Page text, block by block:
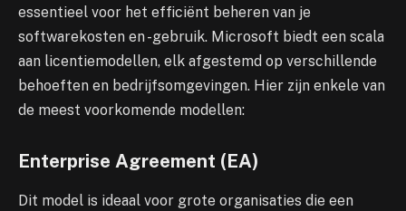
essentieel voor het efficiënt beheren van je
softwarekosten en -gebruik. Microsoft biedt een scala
aan licentiemodellen, elk afgestemd op verschillende
behoeften en bedrijfsomgevingen. Hier zijn enkele van
de meest voorkomende modellen:
Enterprise Agreement (EA)
Dit model is ideaal voor grote organisaties die een